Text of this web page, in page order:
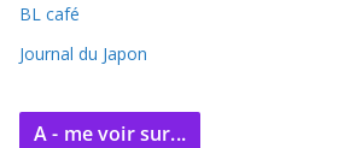
v
e
BL café
Journal du Japon
A - me voir sur...